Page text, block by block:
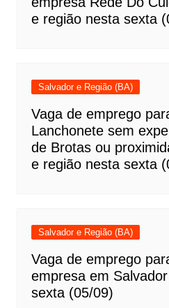
e região nesta sexta
Salvador e Região (BA)
Vaga de emprego
Lanchonete sem
de Brotas ou
e região nesta sexta
Salvador e Região (BA)
Vaga de emprego
empresa em
sexta (05/09)